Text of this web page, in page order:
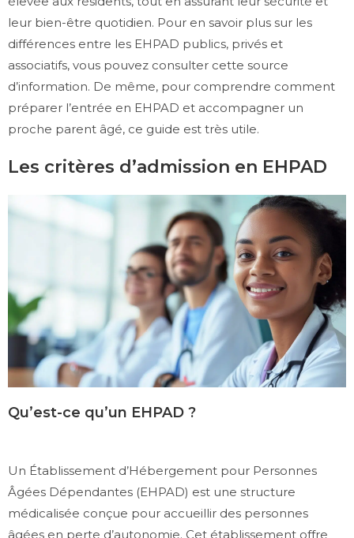
leur bien-être quotidien. Pour en savoir plus sur les
différences entre les EHPAD publics, privés et
associatifs, vous pouvez consulter cette source
d’information. De même, pour comprendre comment
préparer l’entrée en EHPAD et accompagner un
proche parent âgé, ce guide est très utile.
Les critères d’admission en EHPAD
Qu’est-ce qu’un EHPAD ?
Un Établissement d’Hébergement pour Personnes
Âgées Dépendantes (EHPAD) est une structure
médicalisée conçue pour accueillir des personnes
âgées en perte d’autonomie. Cet établissement offre